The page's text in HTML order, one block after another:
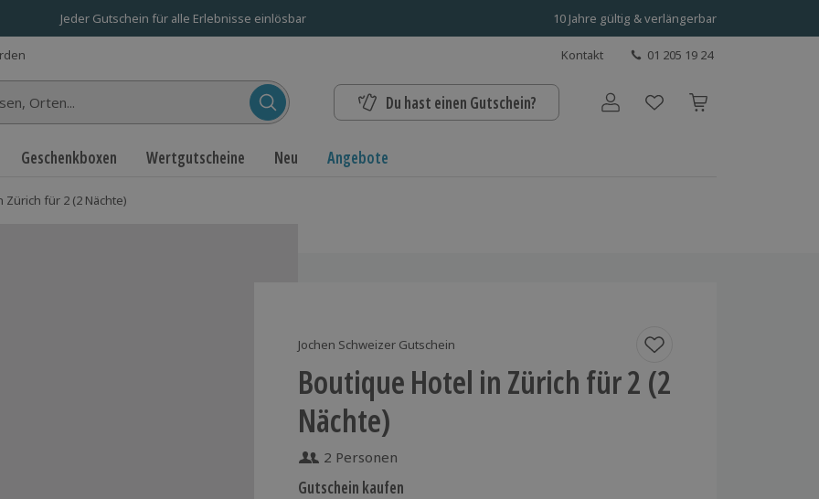
Jeder Gutschein für alle Erlebnisse einlösbar 10 Jahre gültig & verlängerbar
Kontakt 01 205 19 24
Du hast einen Gutschein? Benutzerkonto
Geschenkboxen Wertgutscheine Neu Angebote
Zürich für 2 (2 Nächte)
Jochen Schweizer Gutschein
Boutique Hotel in Zürich für 2 (2
Nächte)
2 Personen
Gutschein kaufen